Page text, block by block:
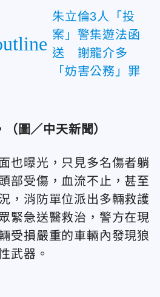
朱立倫3人「投
案」警集遊法函
送 謝龍介多
「妨害公務」罪
（ 圖／中天新聞）
也曝光，只見多名傷者躺
部受傷，血流不止，甚至
，消防單位派出多輛救護
緊急送醫救治， 警方在現
受損嚴重的車輛內發現狼
武器。